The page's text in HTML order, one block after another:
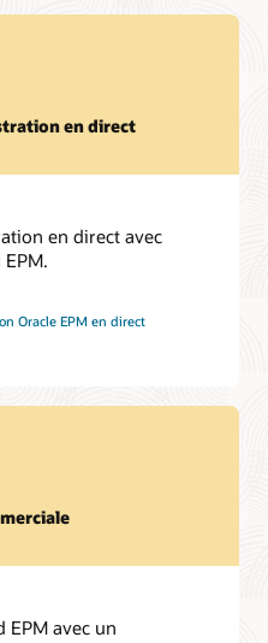
en direct
en direct avec
Oracle EPM en direct
EPM avec un